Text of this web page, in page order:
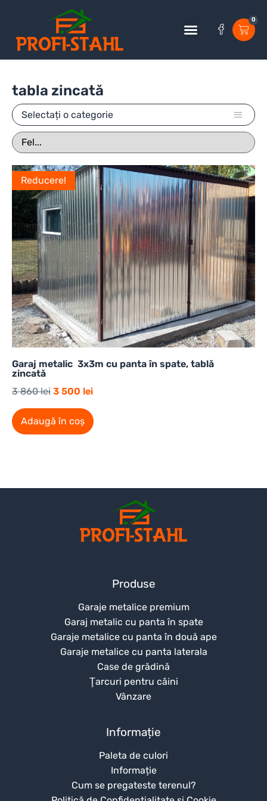
0
tabla zincată
Selectați o categorie
Reducere!
Garaj metalic 3x3m cu panta în spate, tablă
zincată
3 860lei 3 500 lei
Adaugă în coș
Produse
Garaje metalice premium
Garaj metalic cu panta în spate
Garaje metalice cu panta în două ape
Garaje metalice cu panta laterala
Case de grădină
Ţarcuri pentru câini
Vânzare
Informație
Paleta de culori
Informație
Cum se pregateste terenul?